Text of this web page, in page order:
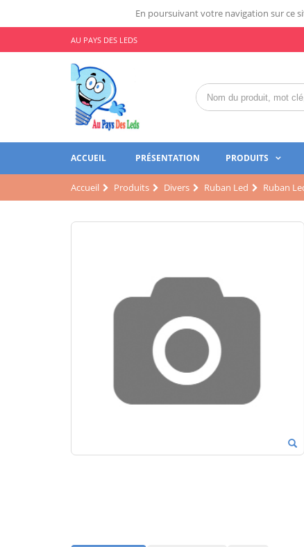
En poursuivant votre navigation sur ce
AU PAYS DES LEDS
ACCUEIL PRÉSENTATION PRODUITS
Accueil Produits Divers Ruban Led Ruban